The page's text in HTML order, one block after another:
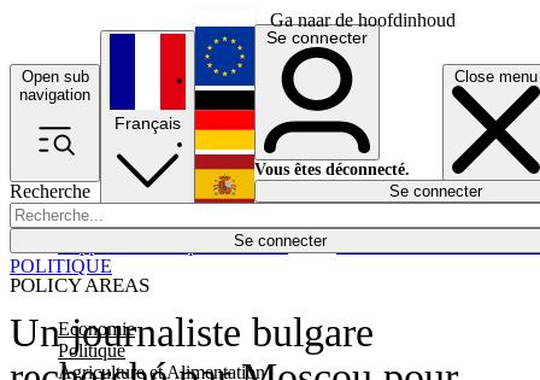
Ga naar de hoofdinhoud
Open sub
navigation
Close menu
Recherche
Se connecter
POLICY AREAS
Economie
Politique
Agriculture et Alimentation
Économie
Français
English
Deutsch
Español
Se connecter
Vous êtes déconnecté.
Se connecter
Un journaliste bulgare
POLITIQUE